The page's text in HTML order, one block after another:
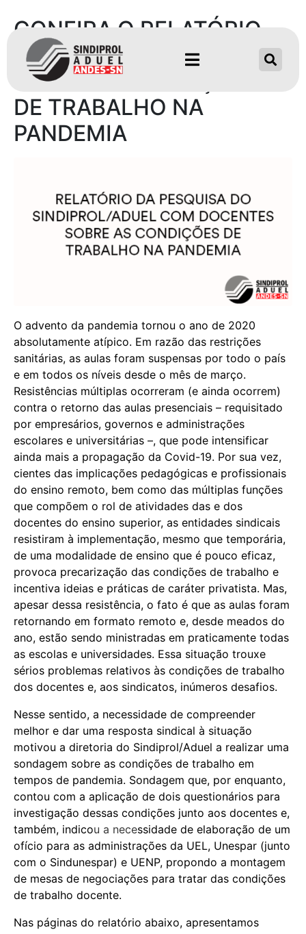
CONFIRA O RELATÓRIO
DO SINDIPROL/ADUEL
SOBRE AS CONDIÇÕES
DE TRABALHO NA
PANDEMIA
O advento da pandemia tornou o ano de 2020
absolutamente atípico. Em razão das restrições
sanitárias, as aulas foram suspensas por todo o país
e em todos os níveis desde o mês de março.
Resistências múltiplas ocorreram (e ainda ocorrem)
contra o retorno das aulas presenciais – requisitado
por empresários, governos e administrações
escolares e universitárias –, que pode intensificar
ainda mais a propagação da Covid-19. Por sua vez,
cientes das implicações pedagógicas e profissionais
do ensino remoto, bem como das múltiplas funções
que compõem o rol de atividades das e dos
docentes do ensino superior, as entidades sindicais
resistiram à implementação, mesmo que temporária,
de uma modalidade de ensino que é pouco eficaz,
provoca precarização das condições de trabalho e
incentiva ideias e práticas de caráter privatista. Mas,
apesar dessa resistência, o fato é que as aulas foram
retornando em formato remoto e, desde meados do
ano, estão sendo ministradas em praticamente todas
as escolas e universidades. Essa situação trouxe
sérios problemas relativos às condições de trabalho
dos docentes e, aos sindicatos, inúmeros desafios.
Nesse sentido, a necessidade de compreender
melhor e dar uma resposta sindical à situação
motivou a diretoria do Sindiprol/Aduel a realizar uma
sondagem sobre as condições de trabalho em
tempos de pandemia. Sondagem que, por enquanto,
contou com a aplicação de dois questionários para
investigação dessas condições junto aos docentes e,
também, indicou a necessidade de elaboração de um
ofício para as administrações da UEL, Unespar (junto
com o Sindunespar) e UENP, propondo a montagem
de mesas de negociações para tratar das condições
de trabalho docente.
Nas páginas do relatório abaixo, apresentamos